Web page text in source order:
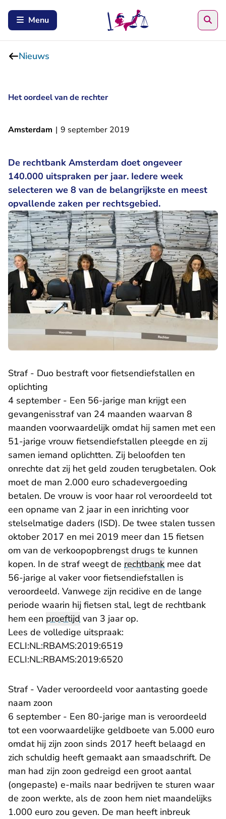
Menu
Nieuws
Het oordeel van de rechter
Amsterdam | 9 september 2019
De rechtbank Amsterdam doet ongeveer
140.000 uitspraken per jaar. Iedere week
selecteren we 8 van de belangrijkste en meest
opvallende zaken per rechtsgebied.
Straf - Duo bestraft voor fietsendiefstallen en
oplichting
4 september - Een 56-jarige man krijgt een
gevangenisstraf van 24 maanden waarvan 8
maanden voorwaardelijk omdat hij samen met een
51-jarige vrouw fietsendiefstallen pleegde en zij
samen iemand oplichtten. Zij beloofden ten
onrechte dat zij het geld zouden terugbetalen. Ook
moet de man 2.000 euro schadevergoeding
betalen. De vrouw is voor haar rol veroordeeld tot
een opname van 2 jaar in een inrichting voor
stelselmatige daders (ISD). De twee stalen tussen
oktober 2017 en mei 2019 meer dan 15 fietsen
om van de verkoopopbrengst drugs te kunnen
kopen. In de straf weegt de rechtbank mee dat
56-jarige al vaker voor fietsendiefstallen is
veroordeeld. Vanwege zijn recidive en de lange
periode waarin hij fietsen stal, legt de rechtbank
hem een proeftijd van 3 jaar op.
Lees de volledige uitspraak:
ECLI:NL:RBAMS:2019:6519
ECLI:NL:RBAMS:2019:6520
Straf - Vader veroordeeld voor aantasting goede
naam zoon
6 september - Een 80-jarige man is veroordeeld
tot een voorwaardelijke geldboete van 5.000 euro
omdat hij zijn zoon sinds 2017 heeft belaagd en
zich schuldig heeft gemaakt aan smaadschrift. De
man had zijn zoon gedreigd een groot aantal
(ongepaste) e-mails naar bedrijven te sturen waar
de zoon werkte, als de zoon hem niet maandelijks
1.000 euro zou geven. De man heeft inbreuk